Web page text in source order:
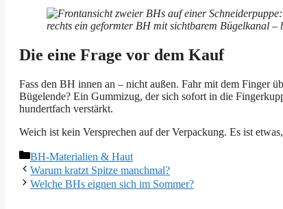
Die eine Frage vor dem Kauf
Fass den BH innen an – nicht außen. Fahr mit dem Finger
Bügelende? Ein Gummizug, der sich sofort in die
hundertfach verstärkt.
Weich ist kein Versprechen auf der Verpackung. Es ist
Kategorien
BH-Materialien & Haut
Warum kratzt Spitze manchmal?
Welche BHs eignen sich im Sommer?